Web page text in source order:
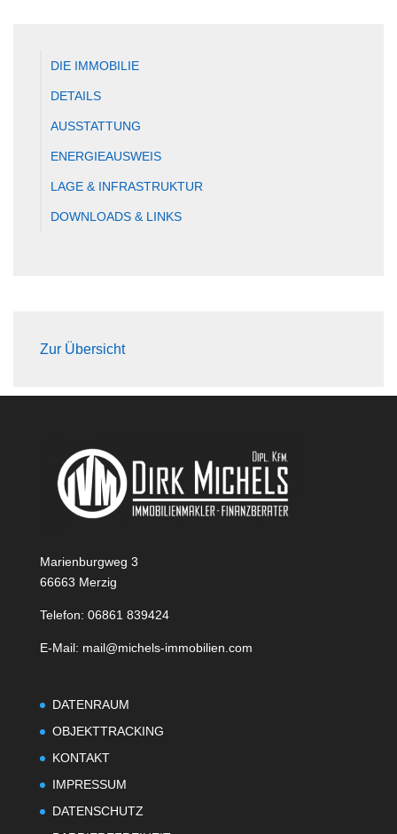
DIE IMMOBILIE
DETAILS
AUSSTATTUNG
ENERGIEAUSWEIS
LAGE & INFRASTRUKTUR
DOWNLOADS & LINKS
Zur Übersicht
Marienburgweg 3
66663 Merzig
Telefon: 06861 839424
E-Mail: mail@michels-immobilien.com
DATENRAUM
OBJEKTTRACKING
KONTAKT
IMPRESSUM
DATENSCHUTZ